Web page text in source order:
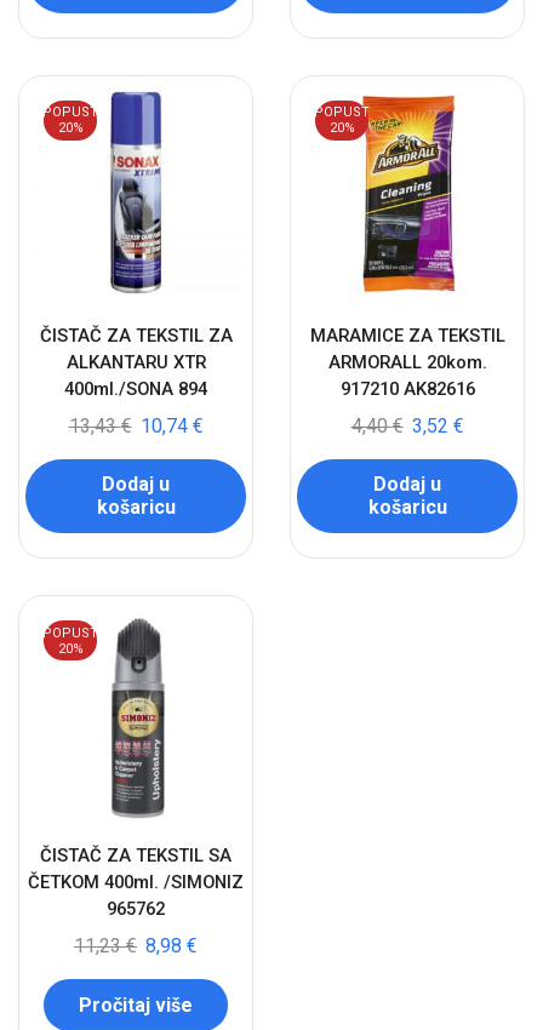
POPUST
20%
ČISTAČ ZA TEKSTIL ZA
ALKANTARU XTR
400ml./SONA 894
13,43€ 10,74 €
Dodaj u
košaricu
POPUST
20%
MARAMICE ZA TEKSTIL
ARMORALL 20kom.
917210 AK82616
4,40€ 3,52 €
Dodaj u
košaricu
POPUST
20%
ČISTAČ ZA TEKSTIL SA
ČETKOM 400ml. /SIMONIZ
965762
11,23€ 8,98 €
Pročitaj više